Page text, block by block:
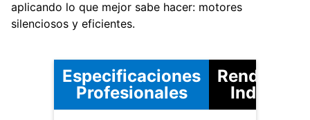
aplicando lo que mejor sabe hacer: motores
silenciosos y eficientes.
Especificaciones
Profesionales
Industrial